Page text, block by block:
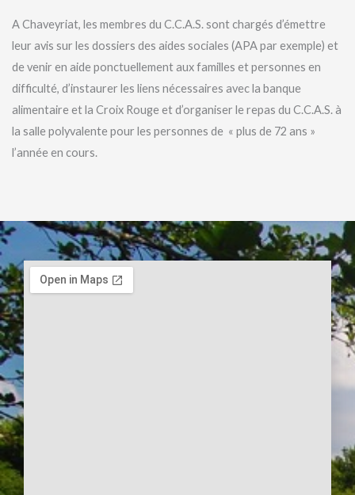
A Chaveyriat, les membres du C.C.A.S. sont chargés d’émettre
leur avis sur les dossiers des aides sociales (APA par exemple) et
de venir en aide ponctuellement aux familles et personnes en
difficulté, d’instaurer les liens nécessaires avec la banque
alimentaire et la Croix Rouge et d’organiser le repas du C.C.A.S. à
la salle polyvalente pour les personnes de « plus de 72 ans »
l’année en cours.